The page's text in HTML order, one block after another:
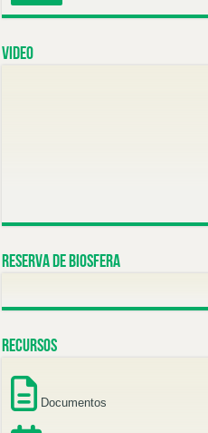
Video
Reserva de Biosfera
Recursos
Documentos